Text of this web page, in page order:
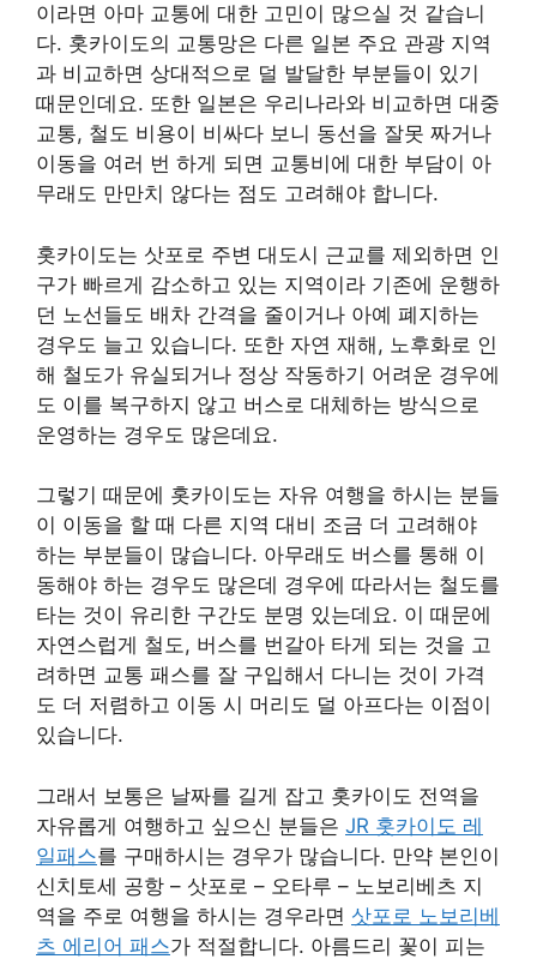
이라면 아마 교통에 대한 고민이 많으실 것 같습니
다. 홋카이도의 교통망은 다른 일본 주요 관광 지역
과 비교하면 상대적으로 덜 발달한 부분들이 있기
때문인데요. 또한 일본은 우리나라와 비교하면 대중
교통, 철도 비용이 비싸다 보니 동선을 잘못 짜거나
이동을 여러 번 하게 되면 교통비에 대한 부담이 아
무래도 만만치 않다는 점도 고려해야 합니다.
홋카이도는 삿포로 주변 대도시 근교를 제외하면 인
구가 빠르게 감소하고 있는 지역이라 기존에 운행하
던 노선들도 배차 간격을 줄이거나 아예 폐지하는
경우도 늘고 있습니다. 또한 자연 재해, 노후화로 인
해 철도가 유실되거나 정상 작동하기 어려운 경우에
도 이를 복구하지 않고 버스로 대체하는 방식으로
운영하는 경우도 많은데요.
그렇기 때문에 홋카이도는 자유 여행을 하시는 분들
이 이동을 할 때 다른 지역 대비 조금 더 고려해야
하는 부분들이 많습니다. 아무래도 버스를 통해 이
동해야 하는 경우도 많은데 경우에 따라서는 철도를
타는 것이 유리한 구간도 분명 있는데요. 이 때문에
자연스럽게 철도, 버스를 번갈아 타게 되는 것을 고
려하면 교통 패스를 잘 구입해서 다니는 것이 가격
도 더 저렴하고 이동 시 머리도 덜 아프다는 이점이
있습니다.
그래서 보통은 날짜를 길게 잡고 홋카이도 전역을
자유롭게 여행하고 싶으신 분들은 JR 홋카이도 레
일패스를 구매하시는 경우가 많습니다. 만약 본인이
신치토세 공항 – 삿포로 – 오타루 – 노보리베츠 지
역을 주로 여행을 하시는 경우라면 삿포로 노보리베
츠 에리어 패스가 적절합니다. 아름드리 꽃이 피는